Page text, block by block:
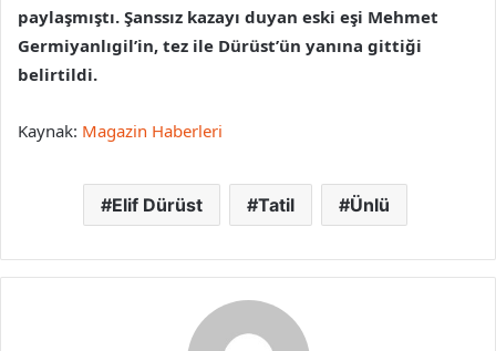
paylaşmıştı. Şanssız kazayı duyan eski eşi Mehmet
Germiyanlıgil’in, tez ile Dürüst’ün yanına gittiği
belirtildi.
Kaynak: Magazin Haberleri
Elif Dürüst Tatil Ünlü